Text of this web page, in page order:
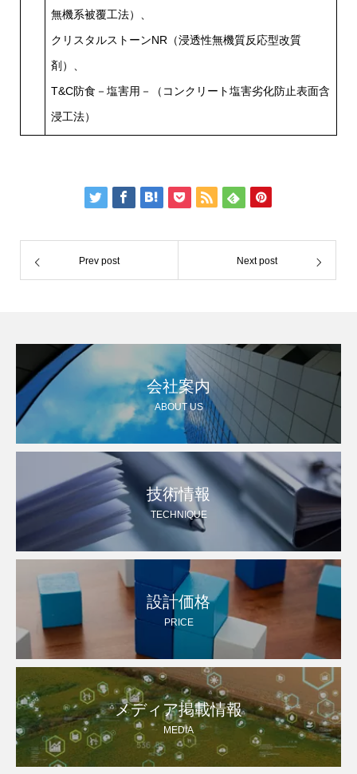
無機系被覆工法）、
クリスタルストーンNR（浸透性無機質反応型改質
剤）、
T&C防食－塩害用－（コンクリート塩害劣化防止表面含
浸工法）
Prev post Next post
会社案内
ABOUT US
技術情報
TECHNIQUE
設計価格
PRICE
メディア掲載情報
MEDIA